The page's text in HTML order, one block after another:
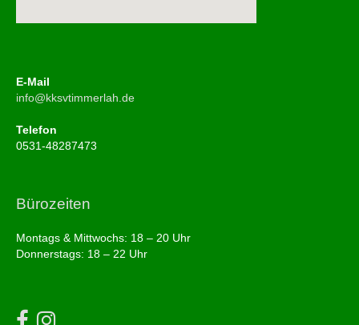
E-Mail
info@kksvtimmerlah.de
Telefon
0531-48287473
Bürozeiten
Montags & Mittwochs: 18 – 20 Uhr
Donnerstags: 18 – 22 Uhr